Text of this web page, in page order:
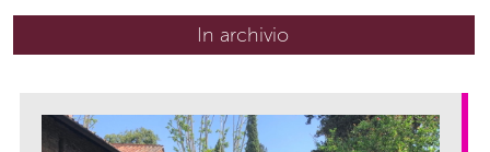
In archivio